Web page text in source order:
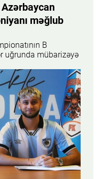
məğlub
B
uğrunda mübarizəyə